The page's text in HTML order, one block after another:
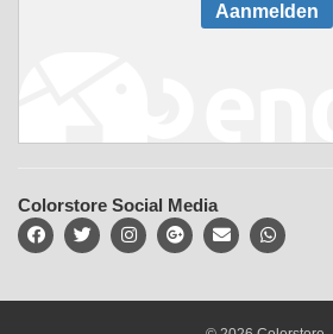
Aanmelden
Colorstore Social Media